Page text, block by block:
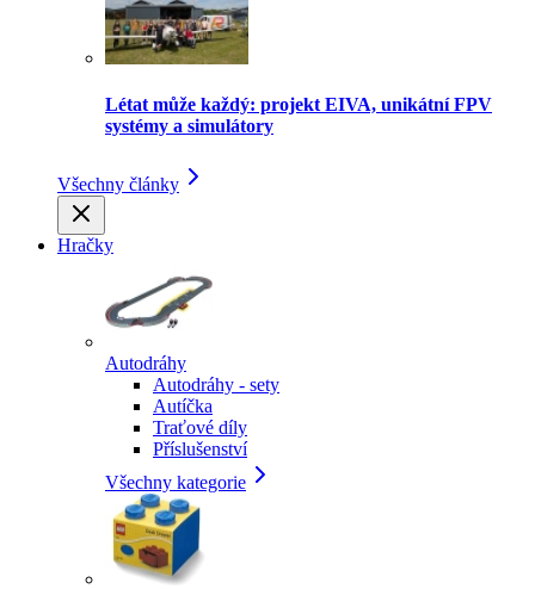
Létat může každý: projekt EIVA, unikátní FPV
systémy a simulátory
Všechny články
Hračky
Autodráhy
Autodráhy - sety
Autíčka
Traťové díly
Příslušenství
Všechny kategorie